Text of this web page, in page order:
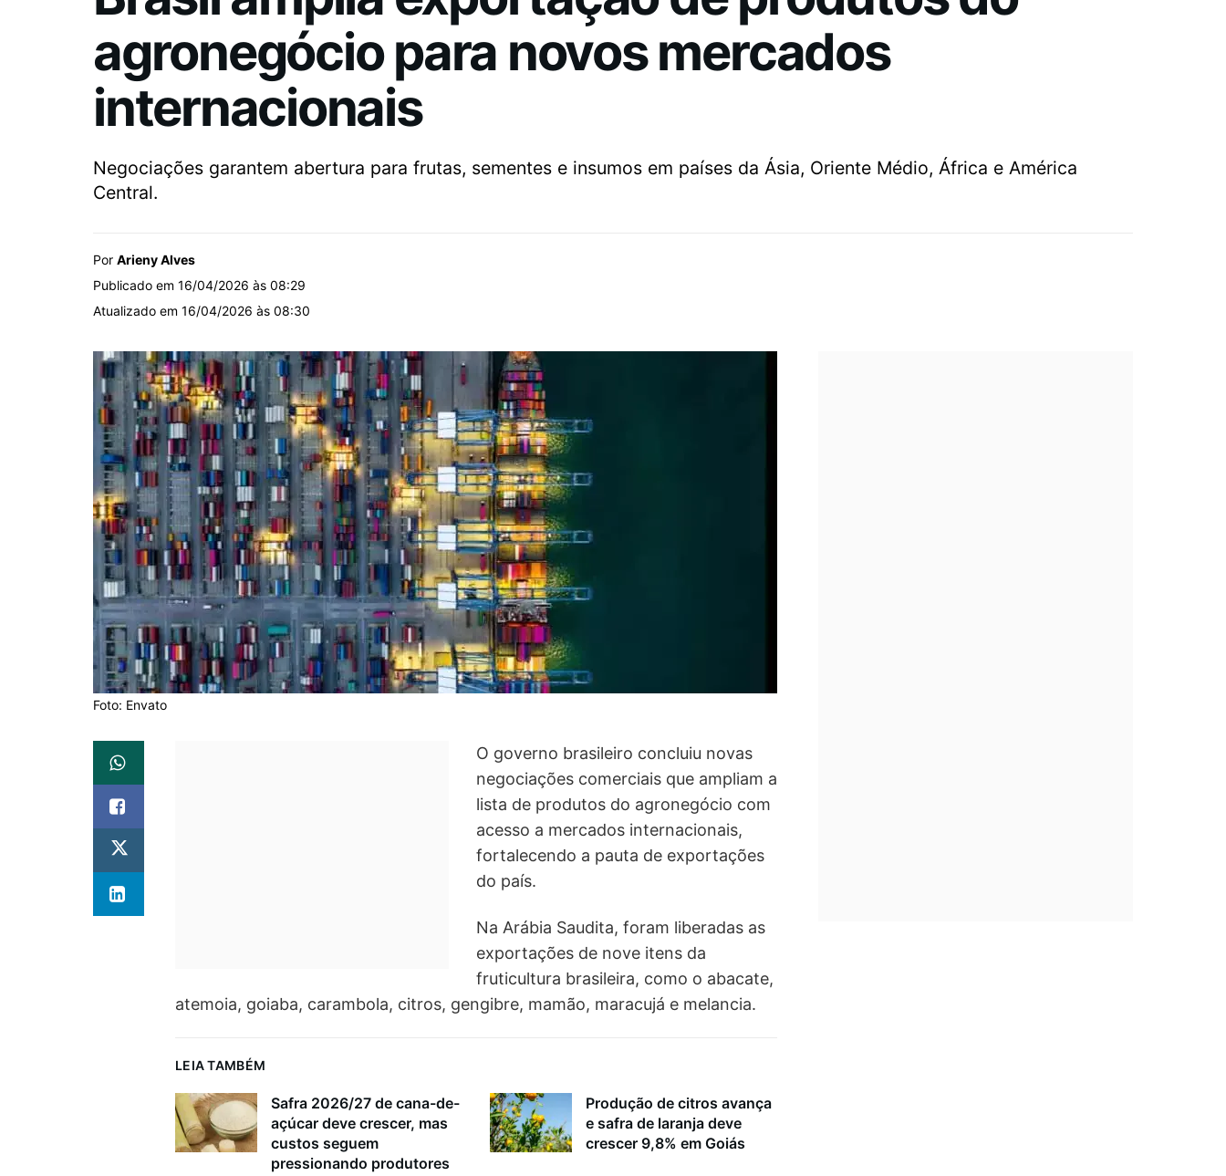
agronegócio para novos mercados
internacionais
Negociações garantem abertura para frutas, sementes e insumos em países da Ásia, Oriente Médio, África e América
Central.
Por Arieny Alves
Publicado em 16/04/2026 às 08:29
Atualizado em 16/04/2026 às 08:30
Foto: Envato
O governo brasileiro concluiu novas
negociações comerciais que ampliam a
lista de produtos do agronegócio com
acesso a mercados internacionais,
fortalecendo a pauta de exportações
do país.
Na Arábia Saudita, foram liberadas as
exportações de nove itens da
fruticultura brasileira, como o abacate,
atemoia, goiaba, carambola, citros, gengibre, mamão, maracujá e melancia.
LEIA TAMBÉM
Safra 2026/27 de cana-de-
açúcar deve crescer, mas
custos seguem
pressionando produtores
Produção de citros avança
e safra de laranja deve
crescer 9,8% em Goiás